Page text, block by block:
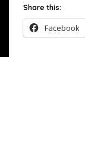
Share this:
Facebook